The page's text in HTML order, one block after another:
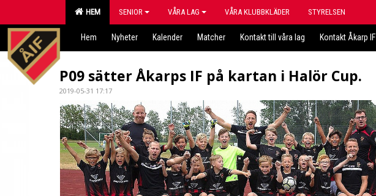
HEM SENIOR VÅRA LAG VÅRA KLUBBKLÄDER STYRELSEN
Hem Nyheter Kalender Matcher Kontakt till våra lag Kontakt Åkarp IF
P09 sätter Åkarps IF på kartan i Halör Cup.
2019-05-31 17:17